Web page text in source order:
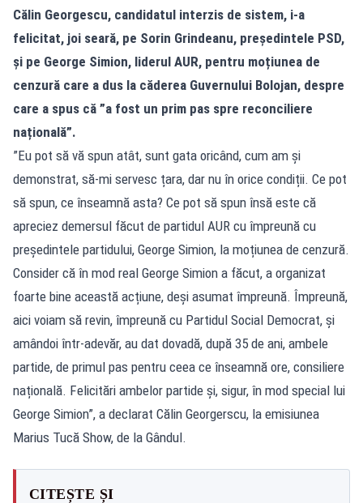
Călin Georgescu, candidatul interzis de sistem, i-a
felicitat, joi seară, pe Sorin Grindeanu, președintele PSD,
și pe George Simion, liderul AUR, pentru moțiunea de
cenzură care a dus la căderea Guvernului Bolojan, despre
care a spus că ”a fost un prim pas spre reconciliere
națională”.
”Eu pot să vă spun atât, sunt gata oricând, cum am și
demonstrat, să-mi servesc țara, dar nu în orice condiții. Ce pot
să spun, ce înseamnă asta? Ce pot să spun însă este că
apreciez demersul făcut de partidul AUR cu împreună cu
președintele partidului, George Simion, la moțiunea de cenzură.
Consider că în mod real George Simion a făcut, a organizat
foarte bine această acțiune, deși asumat împreună. Împreună,
aici voiam să revin, împreună cu Partidul Social Democrat, și
amândoi într-adevăr, au dat dovadă, după 35 de ani, ambele
partide, de primul pas pentru ceea ce înseamnă ore, consiliere
națională. Felicitări ambelor partide și, sigur, în mod special lui
George Simion”, a declarat Călin Georgerscu, la emisiunea
Marius Tucă Show, de la Gândul.
CITEȘTE ȘI